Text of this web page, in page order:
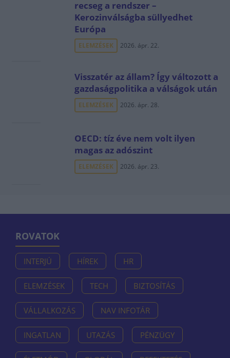
recseg a rendszer –
Kerozinválságba süllyedhet
Európa
ELEMZÉSEK 2026. ápr. 22.
Visszatér az állam? Így változott a
gazdaságpolitika a válságok után
ELEMZÉSEK 2026. ápr. 28.
OECD: tíz éve nem volt ilyen
magas az adószint
ELEMZÉSEK 2026. ápr. 23.
ROVATOK
INTERJÚ HÍREK HR
ELEMZÉSEK TECH BIZTOSÍTÁS
VÁLLALKOZÁS NAV INFOTÁR
INGATLAN UTAZÁS PÉNZÜGY